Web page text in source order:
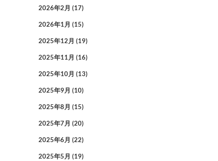
2026年2月 (17)
2026年1月 (15)
2025年12月 (19)
2025年11月 (16)
2025年10月 (13)
2025年9月 (10)
2025年8月 (15)
2025年7月 (20)
2025年6月 (22)
2025年5月 (19)